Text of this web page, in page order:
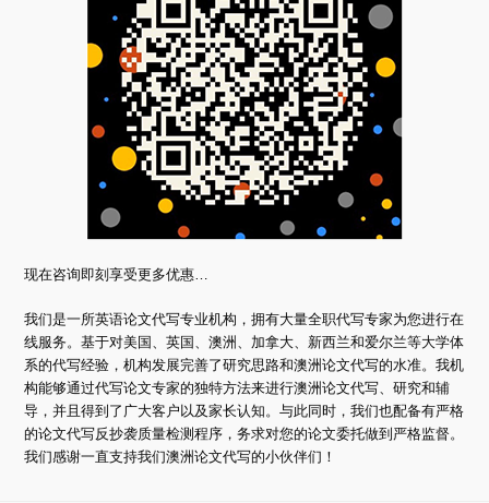
现在咨询即刻享受更多优惠…
我们是一所英语论文代写专业机构，拥有大量全职代写专家为您进行在
线服务。基于对美国、英国、澳洲、加拿大、新西兰和爱尔兰等大学体
系的代写经验，机构发展完善了研究思路和澳洲论文代写的水准。我机
构能够通过代写论文专家的独特方法来进行澳洲论文代写、研究和辅
导，并且得到了广大客户以及家长认知。与此同时，我们也配备有严格
的论文代写反抄袭质量检测程序，务求对您的论文委托做到严格监督。
我们感谢一直支持我们澳洲论文代写的小伙伴们！